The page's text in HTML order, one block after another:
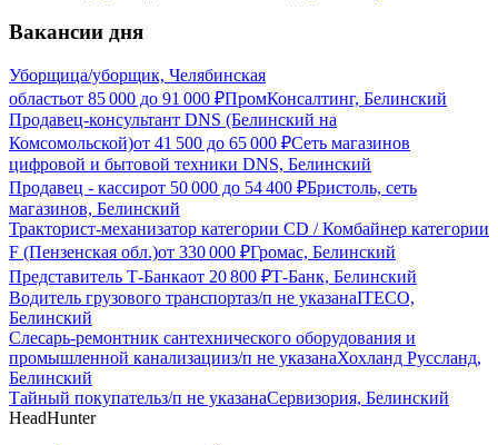
Вакансии дня
Уборщица/уборщик, Челябинская
областьот 85 000 до 91 000 ₽ПромКонсалтинг, Белинский
Продавец-консультант DNS (Белинский на
Комсомольской)от 41 500 до 65 000 ₽Сеть магазинов
цифровой и бытовой техники DNS, Белинский
Продавец - кассирот 50 000 до 54 400 ₽Бристоль, сеть
магазинов, Белинский
Тракторист-механизатор категории CD / Комбайнер категории
F (Пензенская обл.)от 330 000 ₽Громас, Белинский
Представитель Т-Банкаот 20 800 ₽Т-Банк, Белинский
Водитель грузового транспортаз/п не указанаITECO,
Белинский
Слесарь-ремонтник сантехнического оборудования и
промышленной канализацииз/п не указанаХохланд Руссланд,
Белинский
Тайный покупательз/п не указанаСервизория, Белинский
HeadHunter